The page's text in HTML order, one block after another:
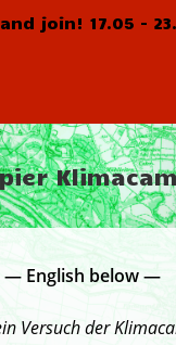
join! 17.05 -
— English below —
Versuch der